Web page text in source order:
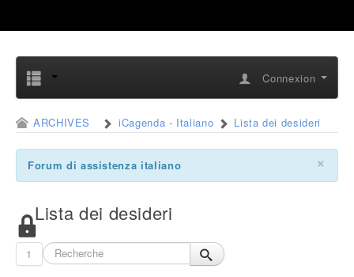
Connexion
ARCHIVES iCagenda - Italiano Lista dei desideri
×
Forum di assistenza italiano
Lista dei desideri
1